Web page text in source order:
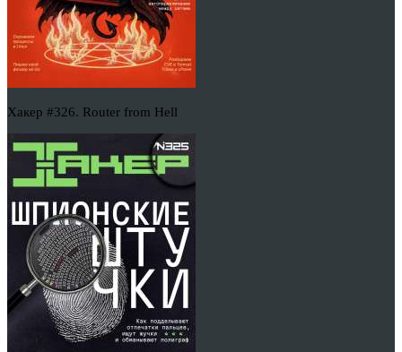
Хакер #326. Router from Hell